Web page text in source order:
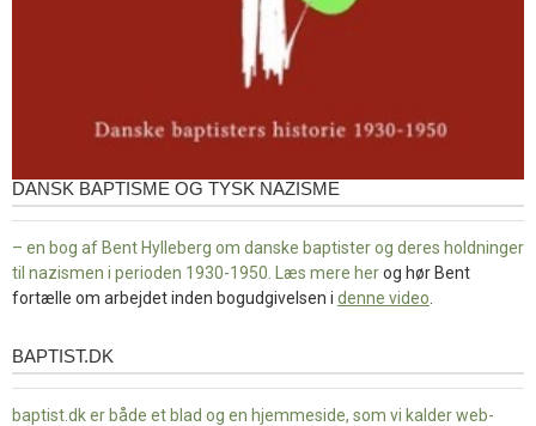
DANSK BAPTISME OG TYSK NAZISME
– en bog af Bent Hylleberg om danske baptister og deres holdninger
til nazismen i perioden 1930-1950. Læs mere herog hør Bent
fortælle om arbejdet inden bogudgivelsen i denne video
baptist.dk
BAPTIST.DK
baptist.dk er både et blad og en hjemmeside, som vi kalder web-